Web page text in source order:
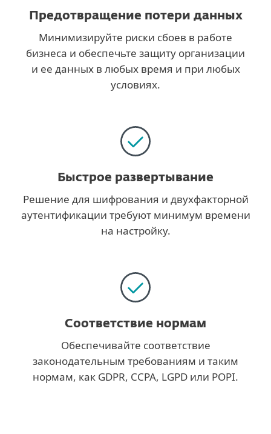
Предотвращение потери данных
Минимизируйте риски сбоев в работе
бизнеса и обеспечьте защиту организации
и ее данных в любых время и при любых
условиях.
Быстрое развертывание
Решение для шифрования и двухфакторной
аутентификации требуют минимум времени
на настройку.
Соответствие нормам
Обеспечивайте соответствие
законодательным требованиям и таким
нормам, как GDPR, CCPA, LGPD или POPI.